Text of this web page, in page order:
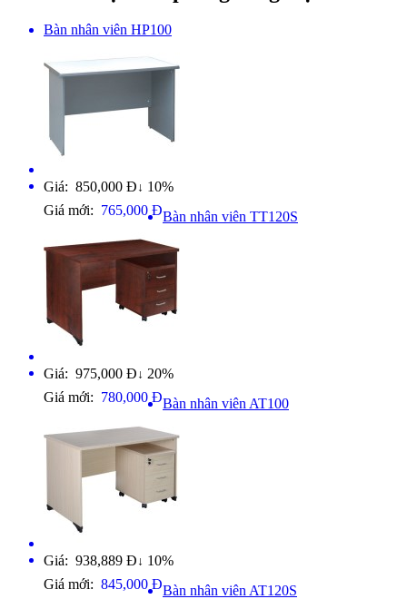
Bàn nhân viên HP100
Giá: 850,000 Đ ↓ 10%
Giá mới: 765,000 ĐBàn nhân viên TT120S
Giá: 975,000 Đ ↓ 20%
Giá mới: 780,000 ĐBàn nhân viên AT100
Giá: 938,889 Đ ↓ 10%
Giá mới: 845,000 ĐBàn nhân viên AT120S